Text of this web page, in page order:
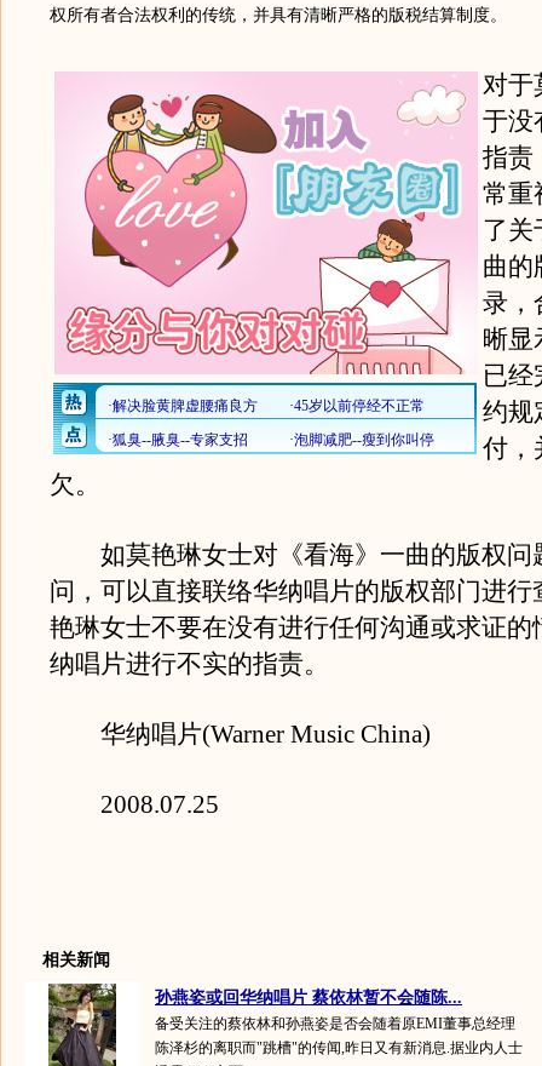
权所有者合法权利的传统，并具有清晰严格的版税结算制度。
对于
于没
指责
常重
了关
曲的
录，
晰显
已经
约规
付，
欠。
如莫艳琳女士对《看海》一曲的版权问
问，可以直接联络华纳唱片的版权部门进行
艳琳女士不要在没有进行任何沟通或求证的
纳唱片进行不实的指责。
华纳唱片(Warner Music China)
2008.07.25
相关新闻
孙燕姿或回华纳唱片 蔡依林暂不会随陈...
备受关注的蔡依林和孙燕姿是否会随着原EMI董事总经理
陈泽杉的离职而"跳槽"的传闻,昨日又有新消息.据业内人士